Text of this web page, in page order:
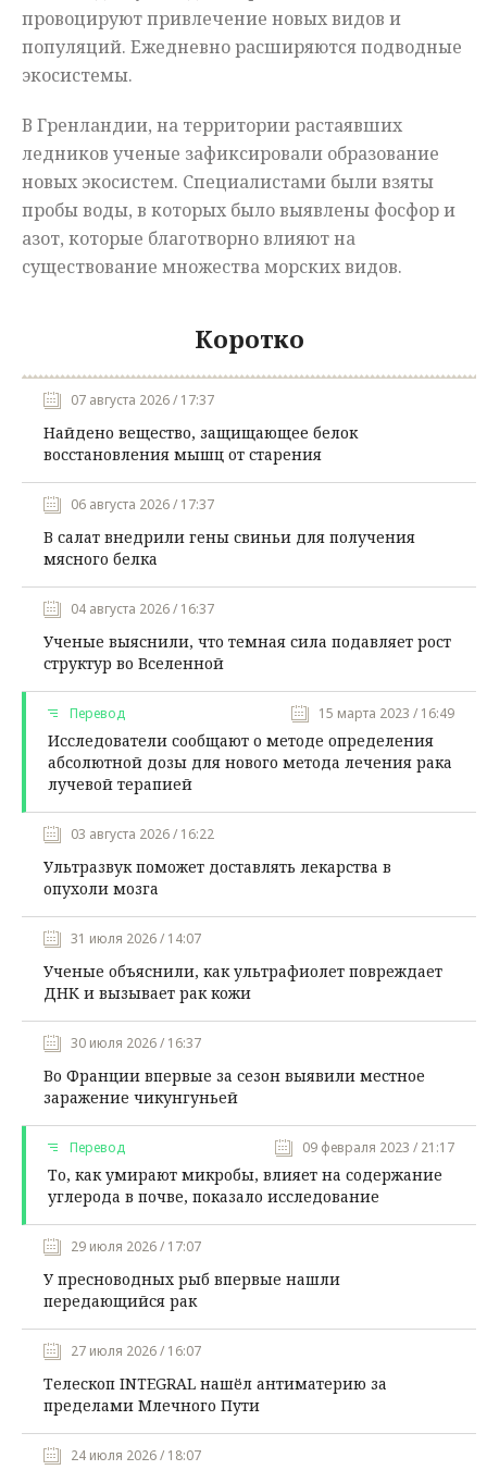
провоцируют привлечение новых видов и
популяций. Ежедневно расширяются подводные
экосистемы.
В Гренландии, на территории растаявших
ледников ученые зафиксировали образование
новых экосистем. Специалистами были взяты
пробы воды, в которых было выявлены фосфор и
азот, которые благотворно влияют на
существование множества морских видов.
Коротко
07 августа 2026 / 17:37
Найдено вещество, защищающее белок
восстановления мышц от старения
06 августа 2026 / 17:37
В салат внедрили гены свиньи для получения
мясного белка
04 августа 2026 / 16:37
Ученые выяснили, что темная сила подавляет рост
структур во Вселенной
Перевод 15 марта 2023 / 16:49
Исследователи сообщают о методе определения
абсолютной дозы для нового метода лечения рака
лучевой терапией
03 августа 2026 / 16:22
Ультразвук поможет доставлять лекарства в
опухоли мозга
31 июля 2026 / 14:07
Ученые объяснили, как ультрафиолет повреждает
ДНК и вызывает рак кожи
30 июля 2026 / 16:37
Во Франции впервые за сезон выявили местное
заражение чикунгуньей
Перевод 09 февраля 2023 / 21:17
То, как умирают микробы, влияет на содержание
углерода в почве, показало исследование
29 июля 2026 / 17:07
У пресноводных рыб впервые нашли
передающийся рак
27 июля 2026 / 16:07
Телескоп INTEGRAL нашёл антиматерию за
пределами Млечного Пути
24 июля 2026 / 18:07